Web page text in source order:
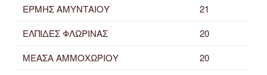
ΕΡΜΗΣ ΑΜΥΝΤΑΙΟΥ
21
ΕΛΠΙΔΕΣ ΦΛΩΡΙΝΑΣ
20
ΜΕΑΣΑ ΑΜΜΟΧΩΡΙΟΥ
20